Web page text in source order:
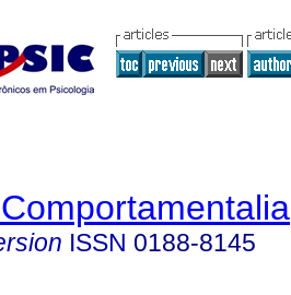
ISSN 0188-8145